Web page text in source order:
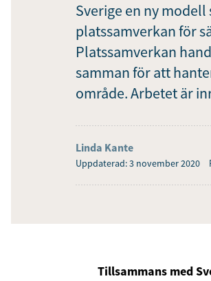
Sverige en ny
platssamverkan för
Platssamverkan
samman för att
område. Arbetet är
Linda Kante
Uppdaterad: 3 november 2020
Tillsammans med